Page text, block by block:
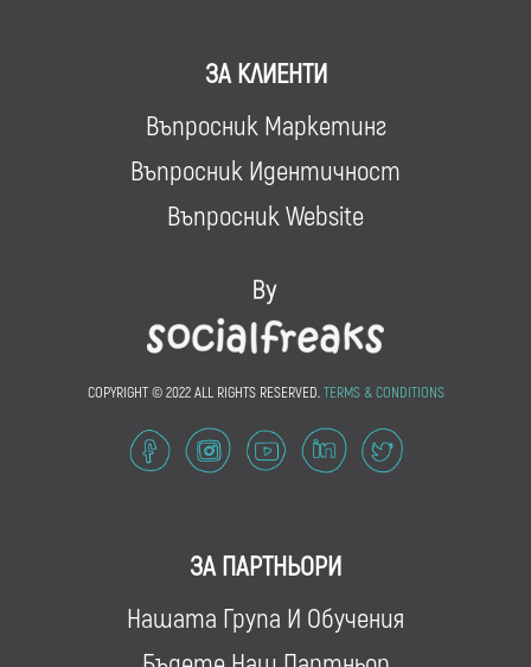
ЗА КЛИЕНТИ
Въпросник Маркетинг
Въпросник Идентичност
Въпросник Website
COPYRIGHT © 2022 ALL RIGHTS RESERVED. TERMS & CONDITIONS
ЗА ПАРТНЬОРИ
Нашата Група И Обучения